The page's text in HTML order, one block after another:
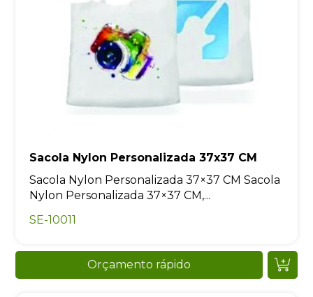
Sacola Nylon Personalizada 37x37 CM
Sacola Nylon Personalizada 37×37 CM Sacola
Nylon Personalizada 37×37 CM,...
SE-10011
Orçamento rápido